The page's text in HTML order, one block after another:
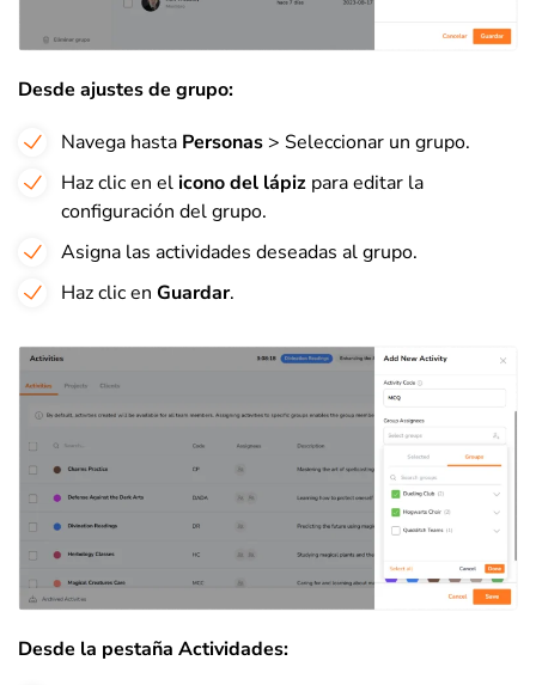
Desde ajustes de grupo:
Navega hasta Personas > Seleccionar un grupo.
Haz clic en elicono del lápiz para editar la
configuración del grupo.
Asigna las actividades deseadas al grupo.
Haz clic en Guardar.
Desde la pestaña Actividades: